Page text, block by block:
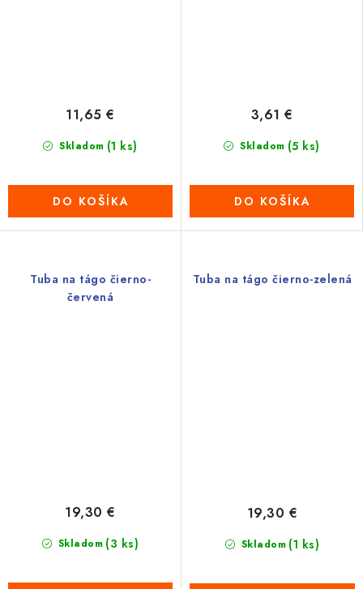
Skladom (1 ks)
11,65 €
DO KOŠÍKA
Skladom (5 ks)
3,61 €
DO KOŠÍKA
Tuba na tágo čierno-
červená
Skladom (3 ks)
19,30 €
Tuba na tágo čierno-zelená
Skladom (1 ks)
19,30 €